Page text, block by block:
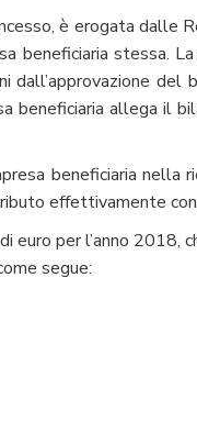
è erogata dalle
beneficiaria stessa.
del
beneficiaria allega il
beneficiaria nella
effettivamente
euro per l’anno 2018,
segue: